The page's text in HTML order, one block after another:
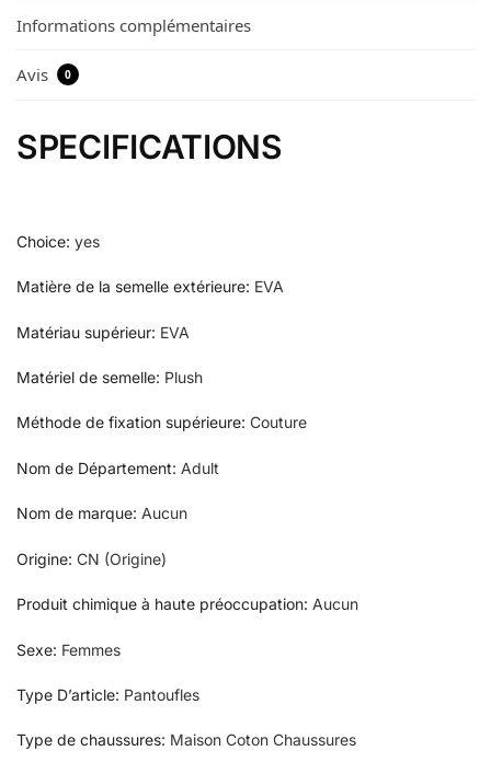
Informations complémentaires
Avis 0
SPECIFICATIONS
Choice: yes
Matière de la semelle extérieure: EVA
Matériau supérieur: EVA
Matériel de semelle: Plush
Méthode de fixation supérieure: Couture
Nom de Département: Adult
Nom de marque: Aucun
Origine: CN (Origine)
Produit chimique à haute préoccupation: Aucun
Sexe: Femmes
Type D’article: Pantoufles
Type de chaussures: Maison Coton Chaussures